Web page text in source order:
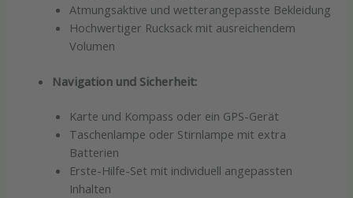
Atmungsaktive und wetterangepasste Bekleidung
Hochwertiger Rucksack mit ausreichendem
Volumen
Navigation und Sicherheit:
Karte und Kompass oder ein GPS-Gerät
Taschenlampe oder Stirnlampe mit extra
Batterien
Erste-Hilfe-Set mit individuell angepassten
Inhalten